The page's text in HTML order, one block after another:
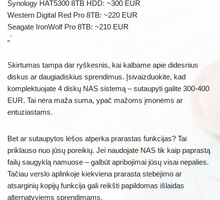
Synology HAT5300 8TB HDD: ~300 EUR
Western Digital Red Pro 8TB: ~220 EUR
Seagate IronWolf Pro 8TB: ~210 EUR
„`
Skirtumas tampa dar ryškesnis, kai kalbame apie didesnius
diskus ar daugiadiskius sprendimus. Įsivaizduokite, kad
komplektuojate 4 diskų NAS sistemą – sutaupyti galite 300-400
EUR. Tai nėra maža suma, ypač mažoms įmonėms ar
entuziastams.
Bet ar sutaupytos lėšos atperka prarastas funkcijas? Tai
priklauso nuo jūsų poreikių. Jei naudojate NAS tik kaip paprastą
failų saugyklą namuose – galbūt apribojimai jūsų visai nepalies.
Tačiau verslo aplinkoje kiekviena prarasta stebėjimo ar
atsarginių kopijų funkcija gali reikšti papildomas išlaidas
alternatyviems sprendimams.